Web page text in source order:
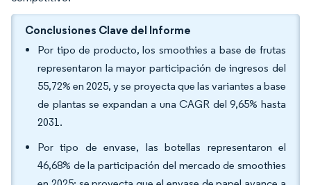
Conclusiones Clave del Informe
Por tipo de producto, los smoothies a base de frutas
representaron la mayor participación de ingresos del
55,72% en 2025, y se proyecta que las variantes a base
de plantas se expandan a una CAGR del 9,65% hasta
2031.
Por tipo de envase, las botellas representaron el
46,68% de la participación del mercado de smoothies